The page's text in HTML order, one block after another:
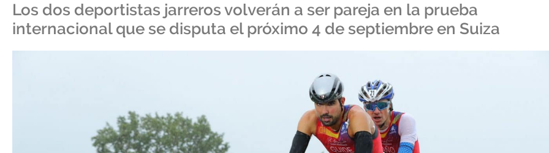
Los dos deportistas jarreros volverán a ser pareja en la prueba
internacional que se disputa el próximo 4 de septiembre en Suiza